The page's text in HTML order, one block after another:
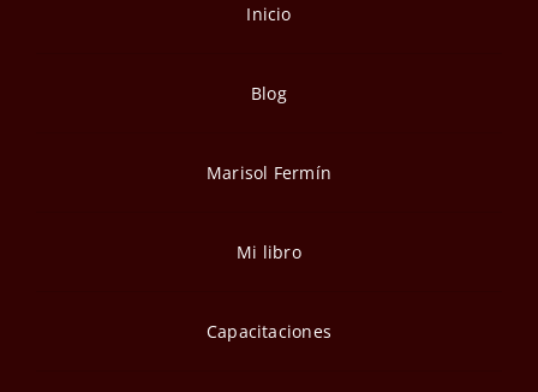
Inicio
Blog
Marisol Fermín
Mi libro
Capacitaciones